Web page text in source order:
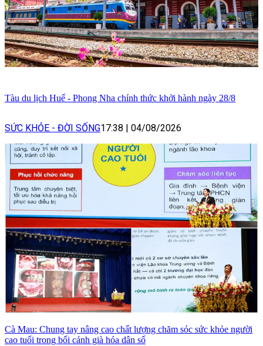
Tàu du lịch Huế - Phong Nha chính thức khởi hành ngày 28/8
SỨC KHỎE - ĐỜI SỐNG17:38 04/08/2026
Cà Mau: Chung tay nâng cao chất lượng chăm sóc sức khỏe người
cao tuổi trong bối cảnh già hóa dân số